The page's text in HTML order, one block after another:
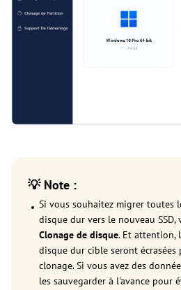
💡 Note :
Si vous souhaitez migrer toutes
disque dur vers le nouveau
Clonage de disque. Et attention,
disque dur cible seront écrasées
clonage. Si vous avez des
les sauvegarder à l'avance pour